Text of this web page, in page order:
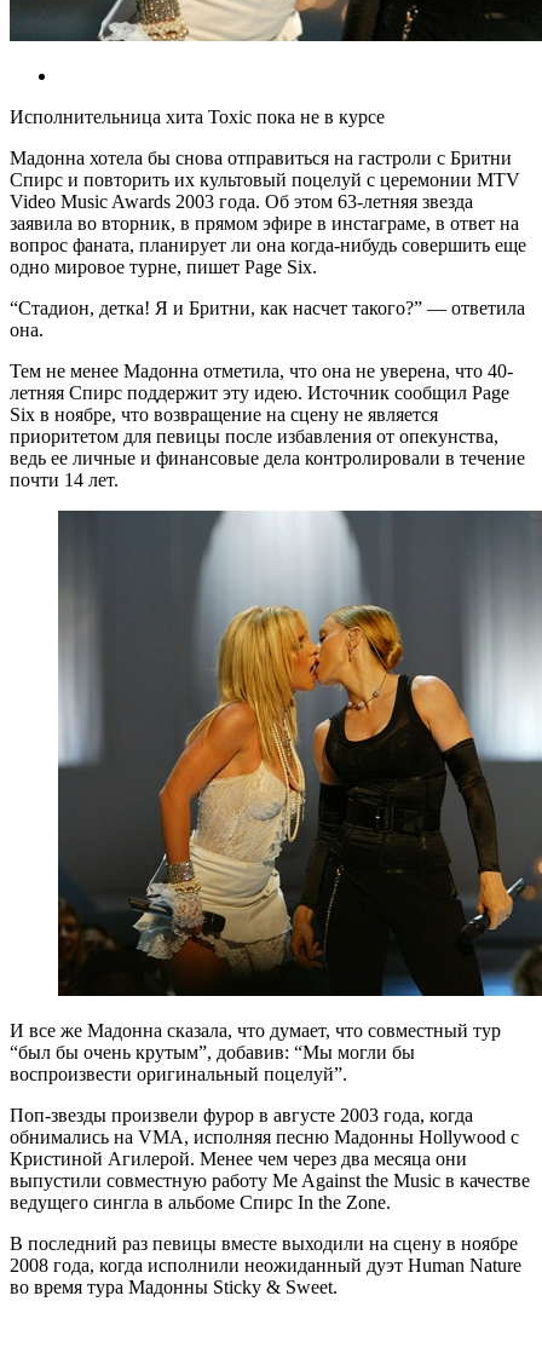
Исполнительница хита Toxic пока не в курсе
Мадонна хотела бы снова отправиться на гастроли с Бритни
Спирс и повторить их культовый поцелуй с церемонии MTV
Video Music Awards 2003 года. Об этом 63-летняя звезда
заявила во вторник, в прямом эфире в инстаграме, в ответ на
вопрос фаната, планирует ли она когда-нибудь совершить еще
одно мировое турне, пишет Page Six.
“Стадион, детка! Я и Бритни, как насчет такого?” — ответила
она.
Тем не менее Мадонна отметила, что она не уверена, что 40-
летняя Спирс поддержит эту идею. Источник сообщил Page
Six в ноябре, что возвращение на сцену не является
приоритетом для певицы после избавления от опекунства,
ведь ее личные и финансовые дела контролировали в течение
почти 14 лет.
И все же Мадонна сказала, что думает, что совместный тур
“был бы очень крутым”, добавив: “Мы могли бы
воспроизвести оригинальный поцелуй”.
Поп-звезды произвели фурор в августе 2003 года, когда
обнимались на VMA, исполняя песню Мадонны Hollywood с
Кристиной Агилерой. Менее чем через два месяца они
выпустили совместную работу Me Against the Music в качестве
ведущего сингла в альбоме Спирс In the Zone.
В последний раз певицы вместе выходили на сцену в ноябре
2008 года, когда исполнили неожиданный дуэт Human Nature
во время тура Мадонны Sticky & Sweet.